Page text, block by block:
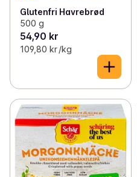
Glutenfri Havrebrød
500 g
54,90 kr
109,80 kr /kg